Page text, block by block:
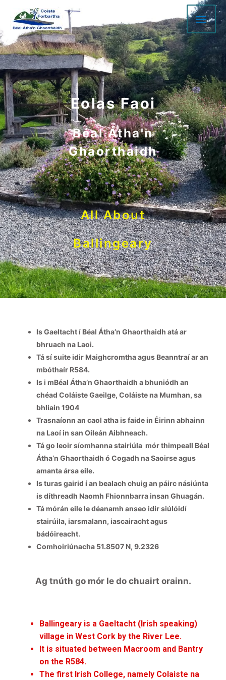
Eolas Faoi
Béal Átha'n
Ghaorthaidh
All About
Ballingeary
Is Gaeltacht í Béal Átha’n Ghaorthaidh atá ar
bhruach na Laoi.
Tá sí suite idir Maighcromtha agus Beanntraí ar an
mbóthaír R584.
Is i mBéal Átha’n Ghaorthaidh a bhuniódh an
chéad Coláiste Gaeilge, Coláiste na Mumhan, sa
bhliain 1904
Trasnaíonn an caol atha is faide in Éirinn abhainn
na Laoí in san Oileán Aibhneach.
Tá go leoir síomhanna stairiúla mór thimpeall Béal
Átha’n Ghaorthaidh ó Cogadh na Saoirse agus
amanta ársa eile.
Is turas gairid í an bealach chuig an páirc násiúnta
is díthreadh Naomh Fhionnbarra insan Ghuagán.
Tá mórán eile le déanamh anseo idir siúlóidí
stairúila, iarsmalann, iascairacht agus
bádóireacht.
Comhoiriúnacha 51.8507 N, 9.2326
Ag tnúth go mór le do chuairt orainn.
Ballingeary is a Gaeltacht (Irish speaking)
village in West Cork by the River Lee.
It is situated between Macroom and Bantry
on the R584.
The first Irish College, namely Colaiste na